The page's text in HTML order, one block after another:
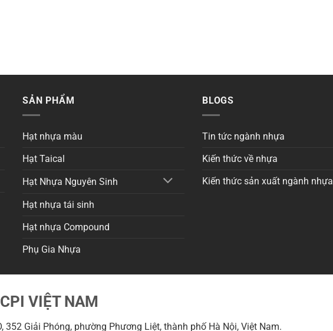
SẢN PHẨM
Hạt nhựa màu
Hạt Taical
Hạt Nhựa Nguyên Sinh
Hạt nhựa tái sinh
Hạt nhựa Compound
Phụ Gia Nhựa
BLOGS
Tin tức ngành nhựa
Kiến thức về nhựa
Kiến thức sản xuất ngành nhựa
VIỆT NAM
352 Giải Phóng, phường Phương Liệt, thành phố Hà Nội, Việt Nam.